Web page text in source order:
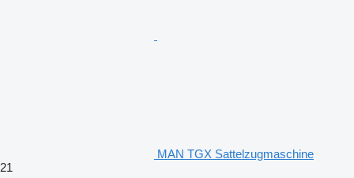
MAN TGX Sattelzugmaschine
21